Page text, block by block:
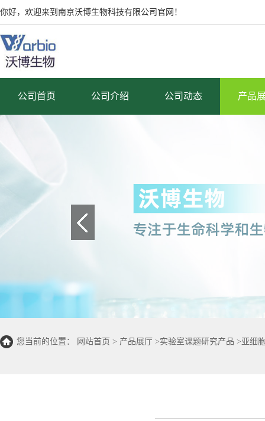
你好，欢迎来到南京沃博生物科技有限公司官网！
公司首页 公司介绍 公司动态 产品
您当前的位置： 网站首页 > 产品展厅 >实验室课题研究产品 >亚细